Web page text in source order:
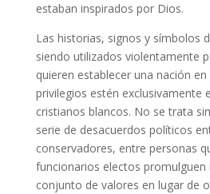
estaban inspirados por Dios.
Las historias, signos y símbolos
siendo utilizados violentamente
quieren establecer una nación
privilegios estén exclusivamente
cristianos blancos. No se trata
serie de desacuerdos políticos
conservadores, entre personas
funcionarios electos promulguen
conjunto de valores en lugar de